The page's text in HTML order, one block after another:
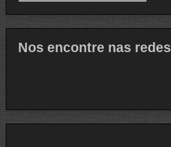
Nos encontre nas redes